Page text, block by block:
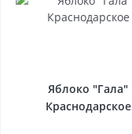
Яблоко "Гала"
Краснодарское